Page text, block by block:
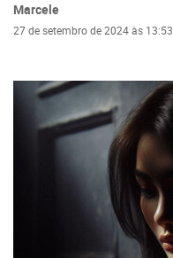
Marcele
27 de setembro de 2024 às 13:53